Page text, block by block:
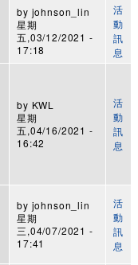
by johnson_lin
星期
五,03/12/2021 -
17:18
活
動
訊
息
by KWL
星期
五,04/16/2021 -
16:42
活
動
訊
息
by johnson_lin
星期
三,04/07/2021 -
17:41
活
動
訊
息